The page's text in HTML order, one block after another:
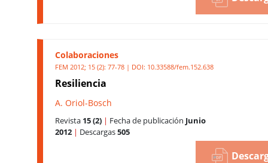
Colaboraciones
FEM 2012; 15 (2): 77-78 | DOI: 10.33588/fem.152.638
Resiliencia
A. Oriol-Bosch
Revista 15 (2) | Fecha de publicación Junio
2012 | Descargas505